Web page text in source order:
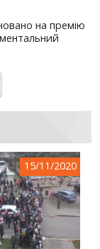
на премію
15/11/2020